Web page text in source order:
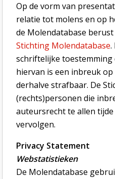
Op de vorm van
relatie tot molens en op
de Molendatabase
Stichting Molendatabase.
schriftelijke
hiervan is een inbreuk
derhalve strafbaar. De
(rechts)personen die
auteursrecht te allen
vervolgen.
Privacy Statement
Webstatistieken
De Molendatabase